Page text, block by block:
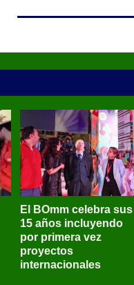
El BOmm celebra sus
15 años incluyendo
por primera vez
proyectos
internacionales